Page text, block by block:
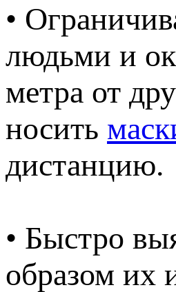
•
людьми и
метра от
носить
дистанцию.
• Быстро
образом их